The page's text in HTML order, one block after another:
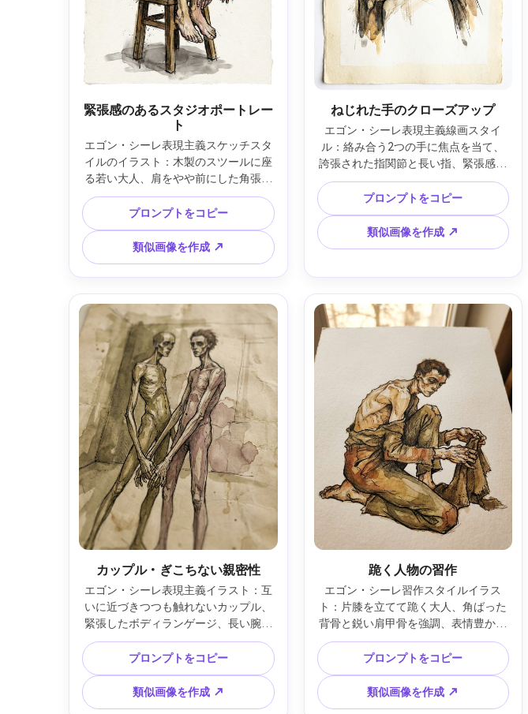
緊張感のあるスタジオポートレー
ト
エゴン・シーレ表現主義スケッチスタ
イルのイラスト：木製のスツールに座
る若い大人、肩をやや前にした角張っ
た姿勢、鋭い視線、生々しい輪郭線、
膝に指を置いた長い指、オーカー、ア
ンバー、淡いバラ色のくすんだパレッ
ト、水彩で紙のテクスチャーが見え
る、余白を多く取った背景、人物下の
さりげない影、感情が溢れる親密な構
図、傑作品質、85mmレンズ、浅い被
写界深度 ―ar 4:5
プロンプトをコピー
類似画像を作成 ↗
ねじれた手のクローズアップ
エゴン・シーレ表現主義線画スタイ
ル：絡み合う2つの手に焦点を当て、
誇張された指関節と長い指、緊張感の
あるジェスチャー、荒いインク輪郭、
不均一な筆圧、淡い水彩の地味な色合
い、余白の多い紙のネガティブスペー
ス、かすかな汚れとドライブラシ端、
劇的な感情の緊張感、紙の質感上に細
度 ―ar 4:5
プロンプトをコピー
類似画像を作成 ↗
カップル・ぎこちない親密性
エゴン・シーレ表現主義イラスト：互
いに近づきつつも触れないカップル、
緊張したボディランゲージ、長い腕と
手、生々しい輪郭と荒いインク、セピ
ア、オリーブ、くすんだモーブのくす
んだ色合い、水彩染みと紙のテクスチ
ャー、最小限の背景、親密で不安なム
ード、美しい構図、傑作品質、85mm
プロンプトをコピー
類似画像を作成 ↗
跪く人物の習作
エゴン・シーレ習作スタイルイラス
ト：片膝を立てて跪く大人、角ばった
背骨と鋭い肩甲骨を強調、表情豊かな
手で布を握る、細いインク輪郭の途切
れ線、斜線影、抑えた土色と水彩、余
白の多い背景、感情の静けさ、高精細
描写、85mmレンズ、浅い被写界深
度、やわらかい映画的照明 ―ar 4:5
プロンプトをコピー
類似画像を作成 ↗